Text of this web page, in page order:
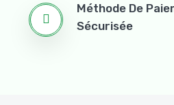
Méthode De
Sécurisée